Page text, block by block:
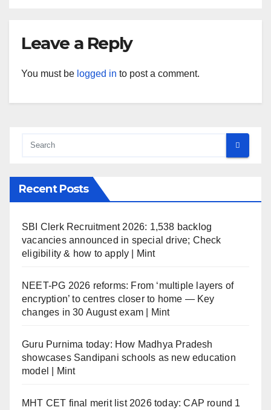
Leave a Reply
You must be logged in to post a comment.
Recent Posts
SBI Clerk Recruitment 2026: 1,538 backlog
vacancies announced in special drive; Check
eligibility & how to apply | Mint
NEET-PG 2026 reforms: From ‘multiple layers of
encryption’ to centres closer to home — Key
changes in 30 August exam | Mint
Guru Purnima today: How Madhya Pradesh
showcases Sandipani schools as new education
model | Mint
MHT CET final merit list 2026 today: CAP round 1